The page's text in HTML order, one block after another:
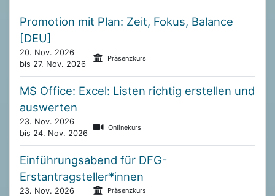
Promotion mit Plan: Zeit, Fokus, Balance
[DEU]
20. Nov. 2026
bis 27. Nov. 2026
Präsenzkurs
MS Office: Excel: Listen richtig erstellen und
auswerten
23. Nov. 2026
bis 24. Nov. 2026
Onlinekurs
Einführungsabend für DFG-
Erstantragsteller*innen
23. Nov. 2026 Präsenzkurs